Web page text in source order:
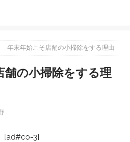
年末年始こそ店舗の小掃除をする理由
舗の小掃除をする理
[ad#co-3]